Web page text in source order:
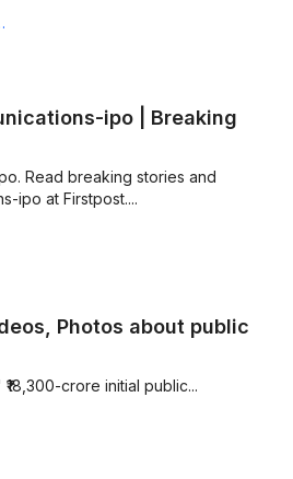
ipo | Breaking
Read breaking stories and
ipo at Firstpost....
Photos about public
crore initial public...